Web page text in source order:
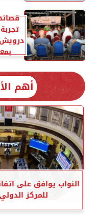
أهم
النواب يوافق على
للمركز